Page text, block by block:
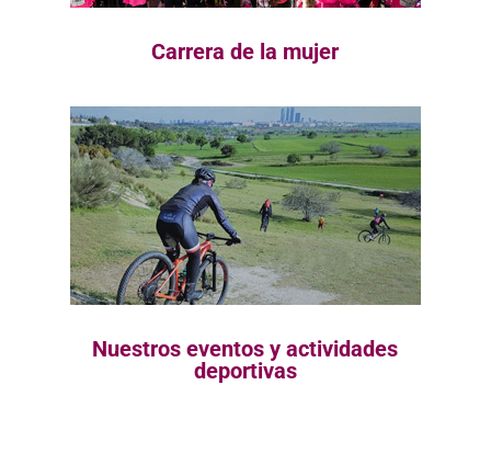
Carrera de la mujer
Nuestros eventos y actividades
deportivas